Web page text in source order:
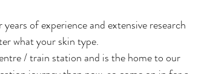
of experience and extensive research
what your skin type.
/ train station and is the home to our